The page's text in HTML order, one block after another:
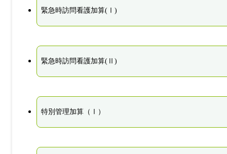
緊急時訪問看護加算(Ⅰ)
緊急時訪問看護加算(Ⅱ)
特別管理加算（Ⅰ）